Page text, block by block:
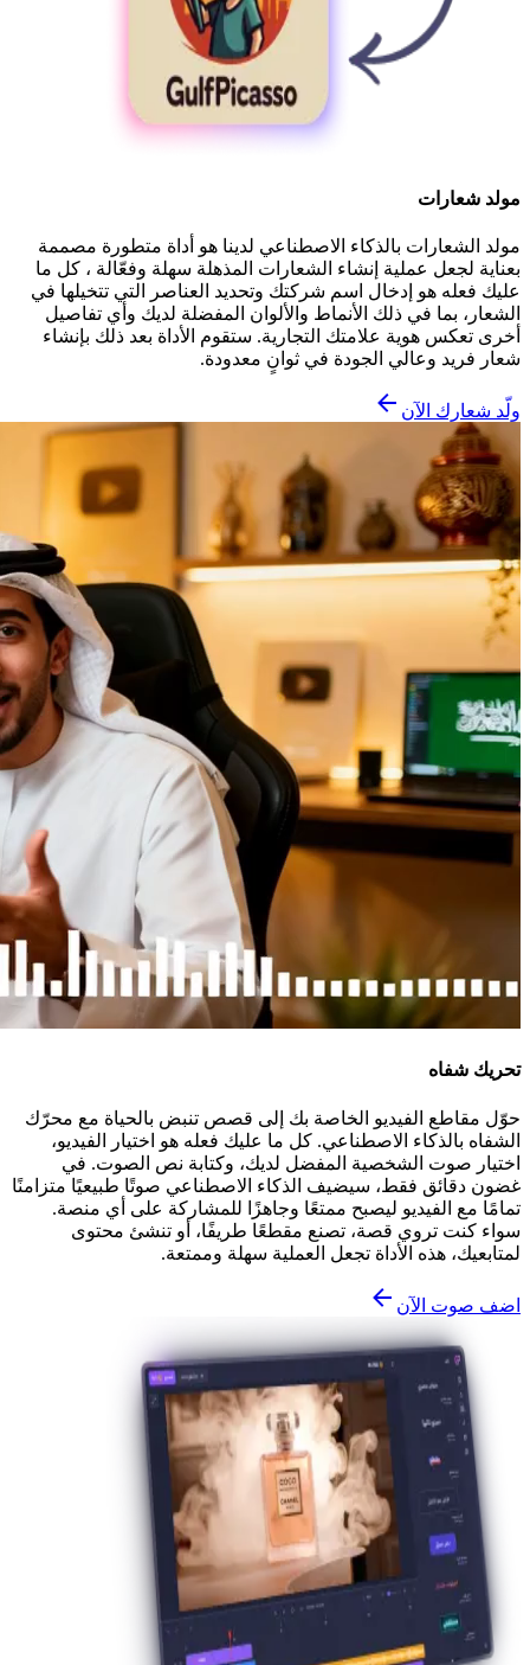
مولد شعارات
مولد الشعارات بالذكاء الاصطناعي لدينا هو أداة متطورة مصممة
بعناية لجعل عملية إنشاء الشعارات المذهلة سهلة وفعّالة ، كل ما
عليك فعله هو إدخال اسم شركتك وتحديد العناصر التي تتخيلها في
الشعار، بما في ذلك الأنماط والألوان المفضلة لديك وأي تفاصيل
أخرى تعكس هوية علامتك التجارية. ستقوم الأداة بعد ذلك بإنشاء
شعار فريد وعالي الجودة في ثوانٍ معدودة.
ولّد شعارك الآن
تحريك شفاه
حوّل مقاطع الفيديو الخاصة بك إلى قصص تنبض بالحياة مع محرّك
الشفاه بالذكاء الاصطناعي. كل ما عليك فعله هو اختيار الفيديو،
اختيار صوت الشخصية المفضل لديك، وكتابة نص الصوت. في
غضون دقائق فقط، سيضيف الذكاء الاصطناعي صوتًا طبيعيًا متزامنًا
تمامًا مع الفيديو ليصبح ممتعًا وجاهزًا للمشاركة على أي منصة.
سواء كنت تروي قصة، تصنع مقطعًا طريفًا، أو تنشئ محتوى
لمتابعيك، هذه الأداة تجعل العملية سهلة وممتعة.
اضف صوت الآن